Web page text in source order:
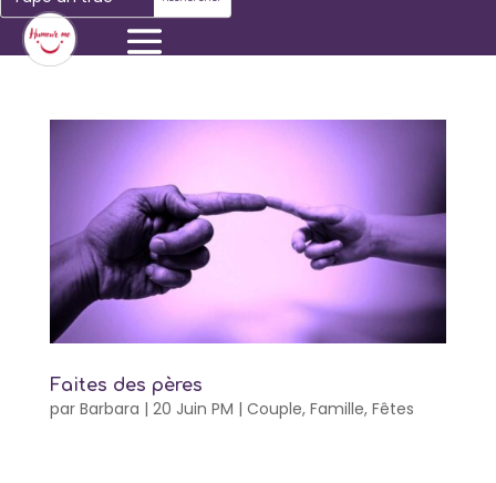
Faites des pères
par Barbara | 20 Juin PM | Couple, Famille, Fêtes